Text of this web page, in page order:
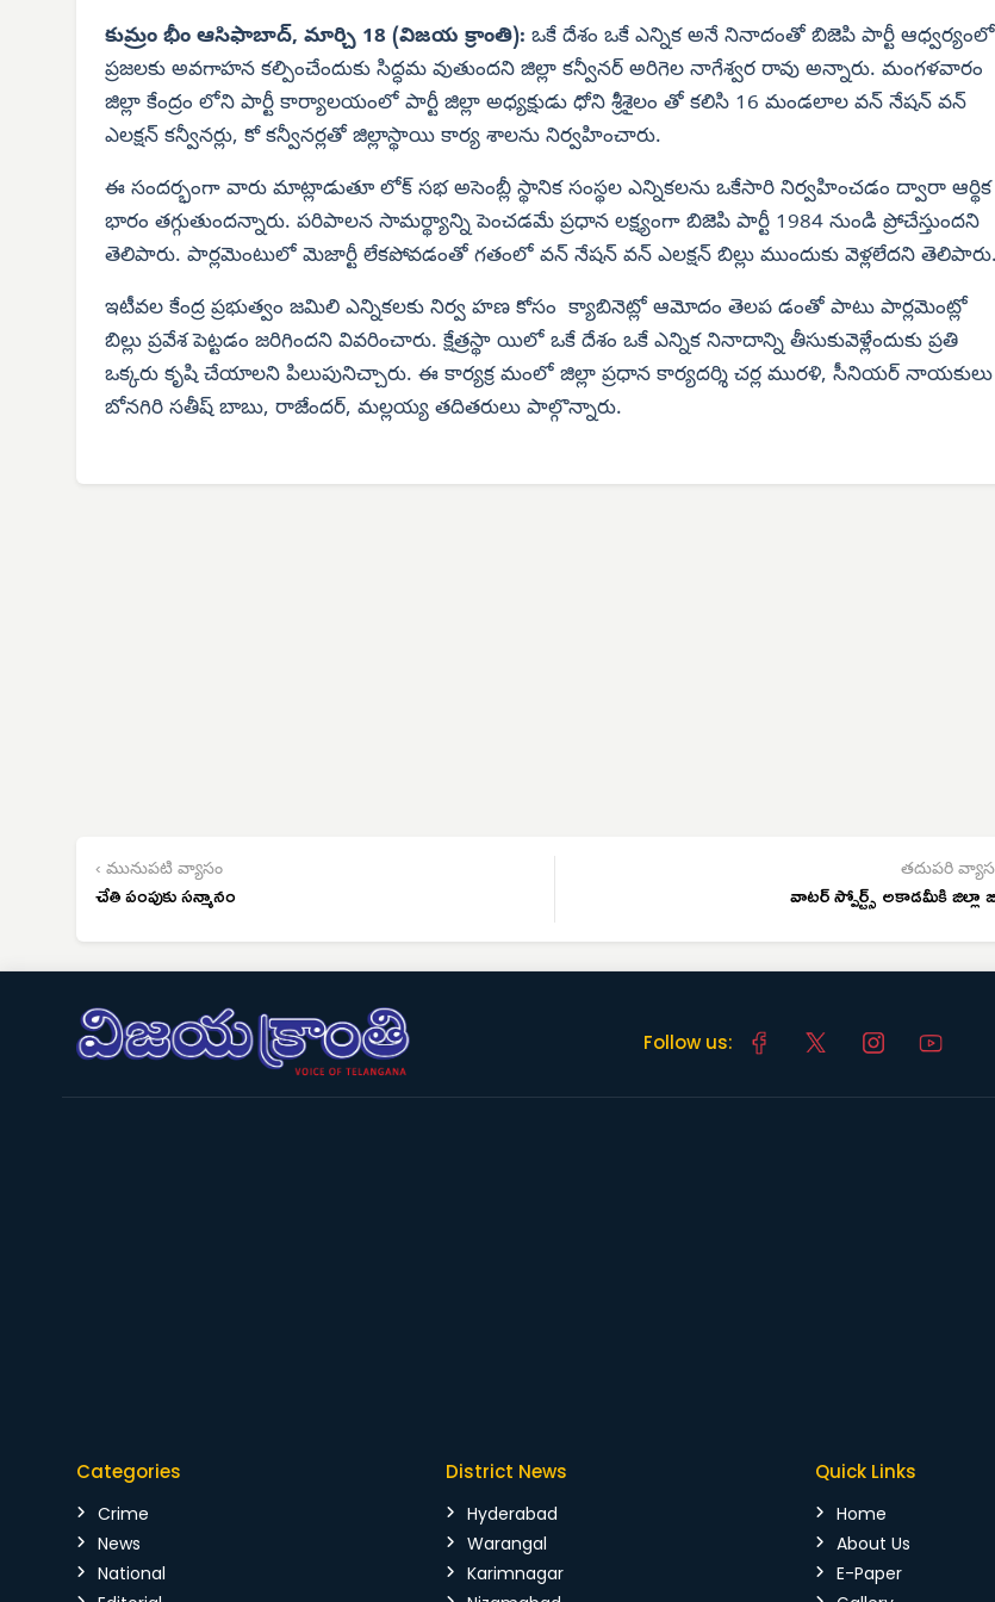
కుమ్రం భీం ఆసిఫాబాద్, మార్చి 18 (విజయ క్రాంతి): ఒకే దేశం ఒకే ఎన్నిక అనే నినాదంతో బిజెపి పార్టీ ఆధ్వర్యంలో
ప్రజలకు అవగాహన కల్పించేందుకు సిద్ధమ వుతుందని జిల్లా కన్వీనర్ అరిగెల నాగేశ్వర రావు అన్నారు. మంగళవారం
జిల్లా కేంద్రం లోని పార్టీ కార్యాలయంలో పార్టీ జిల్లా అధ్యక్షుడు ధోని శ్రీశైలం తో కలిసి 16 మండలాల వన్ నేషన్ వన్
ఎలక్షన్ కన్వీనర్లు, కో కన్వీనర్లతో జిల్లాస్థాయి కార్య శాలను నిర్వహించారు.
ఈ సందర్భంగా వారు మాట్లాడుతూ లోక్ సభ అసెంబ్లీ స్థానిక సంస్థల ఎన్నికలను ఒకేసారి నిర్వహించడం ద్వారా ఆర్థిక
భారం తగ్గుతుందన్నారు. పరిపాలన సామర్థ్యాన్ని పెంచడమే ప్రధాన లక్ష్యంగా బిజెపి పార్టీ 1984 నుండి ప్రోచేస్తుందని
తెలిపారు. పార్లమెంటులో మెజార్టీ లేకపోవడంతో గతంలో వన్ నేషన్ వన్ ఎలక్షన్ బిల్లు ముందుకు వెళ్లలేదని తెలిపారు.
ఇటీవల కేంద్ర ప్రభుత్వం జమిలి ఎన్నికలకు నిర్వ హణ కోసం క్యాబినెట్లో ఆమోదం తెలప డంతో పాటు పార్లమెంట్లో
బిల్లు ప్రవేశ పెట్టడం జరిగిందని వివరించారు. క్షేత్రస్థా యిలో ఒకే దేశం ఒకే ఎన్నిక నినాదాన్ని తీసుకువెళ్లేందుకు ప్రతి
ఒక్కరు కృషి చేయాలని పిలుపునిచ్చారు. ఈ కార్యక్ర మంలో జిల్లా ప్రధాన కార్యదర్శి చర్ల మురళి, సీనియర్ నాయకులు
బోనగిరి సతీష్ బాబు, రాజేందర్, మల్లయ్య తదితరులు పాల్గొన్నారు.
‹ మునుపటి వ్యాసం
చేతి పంపుకు సన్మానం
తదుపరి
వాటర్ స్పోర్ట్స్ అకాడమీకి జిల్లా
Follow us:
Categories
Crime
News
National
District News
Hyderabad
Warangal
Karimnagar
Quick Links
Home
About Us
E-Paper